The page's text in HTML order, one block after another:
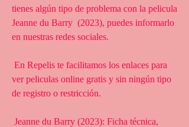
tienes algún tipo de problema con la pelicula
Jeanne du Barry  (2023), puedes informarlo
en nuestras redes sociales.
ver peliculas online gratis y sin ningún tipo
de registro o restricción.